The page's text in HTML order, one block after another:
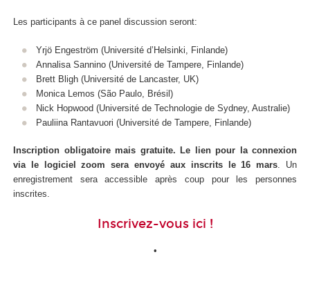
Les participants à ce panel discussion seront:
Yrjö Engeström (Université d’Helsinki, Finlande)
Annalisa Sannino (Université de Tampere, Finlande)
Brett Bligh (Université de Lancaster, UK)
Monica Lemos (São Paulo, Brésil)
Nick Hopwood (Université de Technologie de Sydney, Australie)
Pauliina Rantavuori (Université de Tampere, Finlande)
Inscription obligatoire mais gratuite. Le lien pour la connexion
via le logiciel zoom sera envoyé aux inscrits le 16 mars. Un
enregistrement sera accessible après coup pour les personnes
inscrites.
Inscrivez-vous ici !
•